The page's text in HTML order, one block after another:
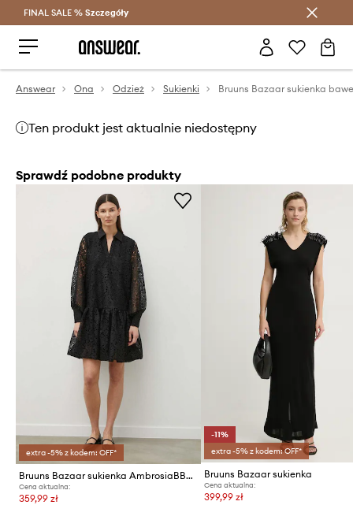
Oszczędzaj z Answear Club >
FINAL SALE % Szczegóły
Answear Ona Odzież Sukienki
Ten produkt jest aktualnie niedostępny
Sprawdź podobne produkty
extra -5% z kodem: OFF*
Bruuns Bazaar sukienka AmbrosiaBBAvril dress
Cena aktualna:
359,99 zł
-11%
extra -5% z kodem: OFF*
Bruuns Bazaar sukienka
Cena aktualna:
399,99 zł